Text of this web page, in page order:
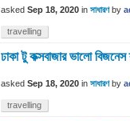
asked Sep 18, 2020 in সাধারণ by
travelling
ঢাকা টু কক্সবাজার ভালো
asked Sep 18, 2020 in সাধারণ by
travelling